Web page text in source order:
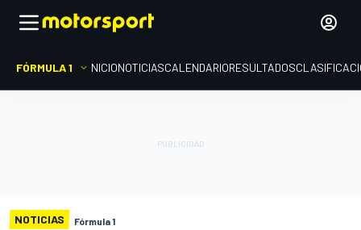
FÓRMULA 1 INICIONOTICIASCALENDARIORESULTADOS
NOTICIAS Fórmula 1